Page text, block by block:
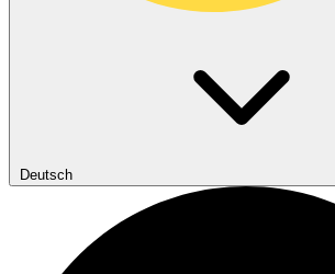
Deutsch